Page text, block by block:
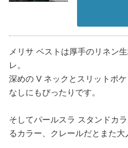
メリサ ベストは厚手のリネン
レ。
深めの V ネックとスリットポ
なしにもぴったりです。
そしてパールスラ スタンドカ
るカラー、クレールだとまた大